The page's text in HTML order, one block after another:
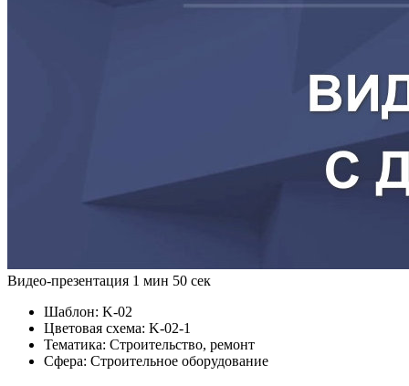
Видео-презентация 1 мин 50 сек
Шаблон: K-02
Цветовая схема: K-02-1
Тематика: Строительство, ремонт
Сфера: Строительное оборудование